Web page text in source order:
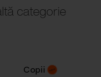
categorie
Copii